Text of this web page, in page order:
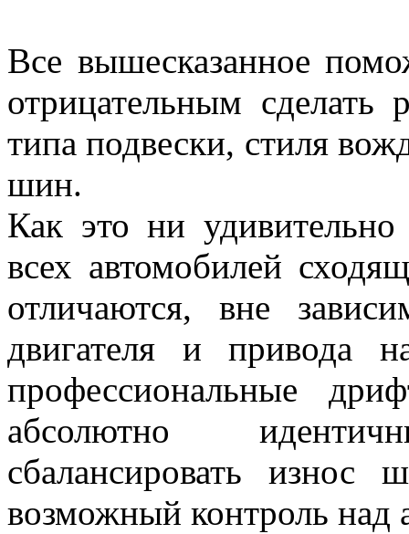
Все вышесказанное
отрицательным сделать
типа подвески, стиля
шин.
Как это ни
всех автомобилей
отличаются, вне
двигателя и привода
профессиональные
абсолютно
сбалансировать
возможный контроль над